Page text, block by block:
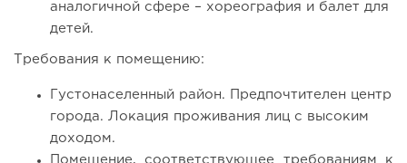
аналогичной сфере – хореография и балет для
детей.
Требования к помещению:
Густонаселенный район. Предпочтителен центр
города. Локация проживания лиц с высоким
доходом.
Помещение, соответствующее требованиям к